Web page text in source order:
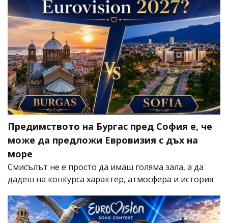
Предимството на Бургас пред София е, че
може да предложи Евровизия с дъх на
море
Смисълът не е просто да имаш голяма зала, а да
дадеш на конкурса характер, атмосфера и история